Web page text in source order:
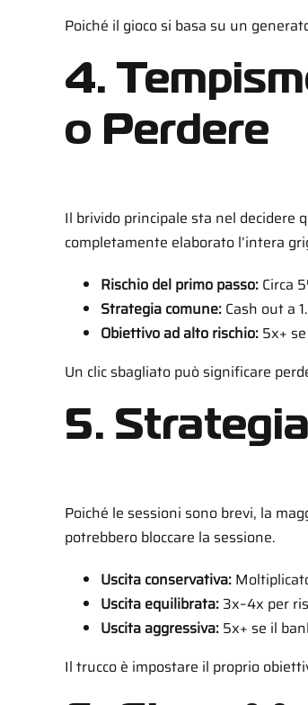
Poiché il gioco si basa su un
4.
o Perdere
Il brivido principale sta nel decidere
completamente elaborato l’intera
Rischio del primo passo:Circa
Strategia comune:Cash out a
Obiettivo ad alto rischio:5x+
Un clic sbagliato può significare
5.
Poiché le sessioni sono brevi, la
potrebbero bloccare la sessione.
Uscita conservativa:
Uscita equilibrata:3x–4x per
Uscita aggressiva:5x+ se il
Il trucco è impostare il proprio